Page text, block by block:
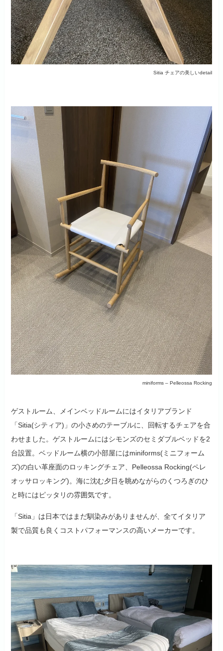
Sitia チェアの美しいdetail
miniforms – Pelleossa Rocking
ゲストルーム、メインベッドルームにはイタリアブランド
「Sitia(シティア)」の小さめのテーブルに、回転するチェアを合
わせました。ゲストルームにはシモンズのセミダブルベッドを2
台設置。ベッドルーム横の小部屋にはminiforms(ミニフォーム
ズ)の白い革座面のロッキングチェア、Pelleossa Rocking(ペレ
オッサロッキング)。海に沈む夕日を眺めながらのくつろぎのひ
と時にはピッタリの雰囲気です。
「Sitia」は日本ではまだ馴染みがありませんが、全てイタリア
製で品質も良くコストパフォーマンスの高いメーカーです。